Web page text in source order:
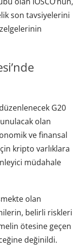
son tavsiyelerini
G20
olan
ve finansal
kripto varlıklara
müdahale
olan
belirli riskleri
ötesine geçen
değinildi.